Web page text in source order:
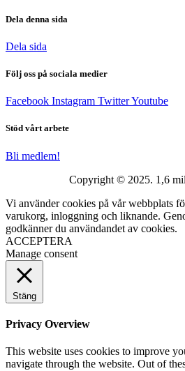
Dela denna sida
Dela sida
Följ oss på sociala medier
Facebook Instagram TwitterYoutube
Stöd vårt arbete
Bli medlem!
Copyright © 2025. 1,6
Vi använder cookies på vår webbplats
varukorg, inloggning och liknande.
godkänner du användandet av cookies.
ACCEPTERA
Manage consent
Stäng
Privacy Overview
This website uses cookies to improve
navigate through the website. Out of